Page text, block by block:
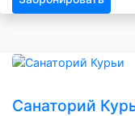
Санаторий